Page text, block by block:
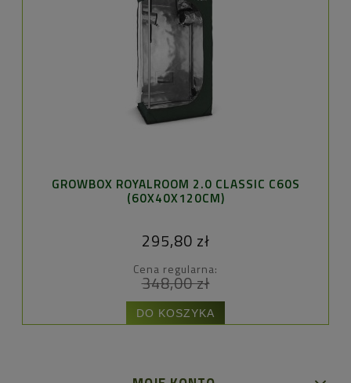
GROWBOX ROYALROOM 2.0 CLASSIC C60S
(60X40X120CM)
295,80 zł
Cena regularna:
348,00 zł
DO KOSZYKA